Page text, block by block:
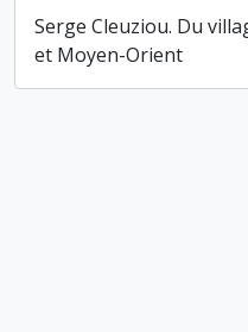
Serge Cleuziou. Du
et Moyen-Orient